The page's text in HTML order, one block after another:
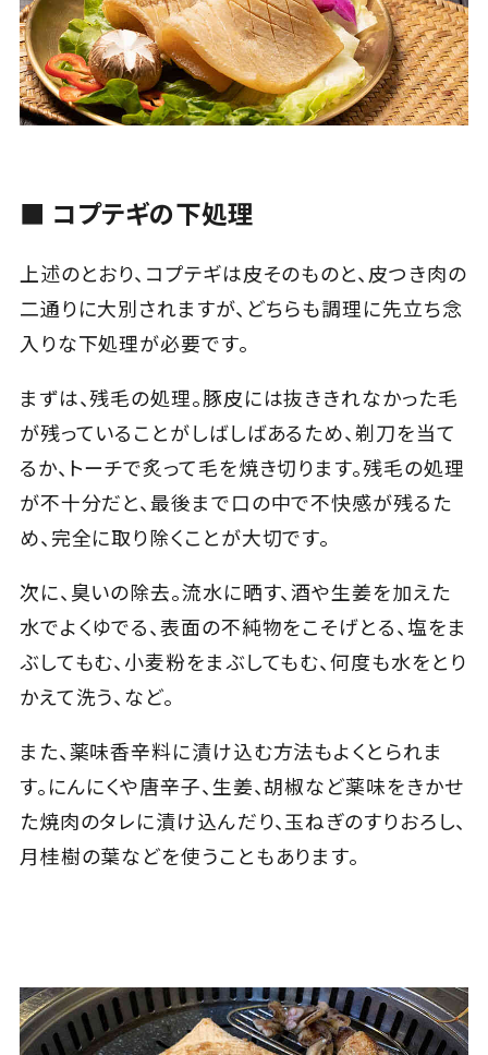
■ コプテギの下処理
上述のとおり、コプテギは皮そのものと、皮つき肉の
二通りに大別されますが、どちらも調理に先立ち念
入りな下処理が必要です。
まずは、残毛の処理。豚皮には抜ききれなかった毛
が残っていることがしばしばあるため、剃刀を当て
るか、トーチで炙って毛を焼き切ります。残毛の処理
が不十分だと、最後まで口の中で不快感が残るた
め、完全に取り除くことが大切です。
次に、臭いの除去。流水に晒す、酒や生姜を加えた
水でよくゆでる、表面の不純物をこそげとる、塩をま
ぶしてもむ、小麦粉をまぶしてもむ、何度も水をとり
かえて洗う、など。
また、薬味香辛料に漬け込む方法もよくとられま
す。にんにくや唐辛子、生姜、胡椒など薬味をきかせ
た焼肉のタレに漬け込んだり、玉ねぎのすりおろし、
月桂樹の葉などを使うこともあります。